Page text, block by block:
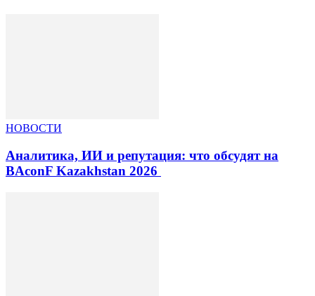
НОВОСТИ
Аналитика, ИИ и репутация: что обсудят на
BAconF Kazakhstan 2026